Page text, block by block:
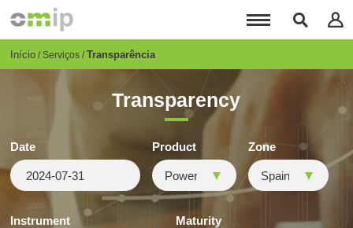
para
conteúdo
Breadcrumb
Início Serviços Transparência
Transparency
Date Product Zone
Instrument Maturity